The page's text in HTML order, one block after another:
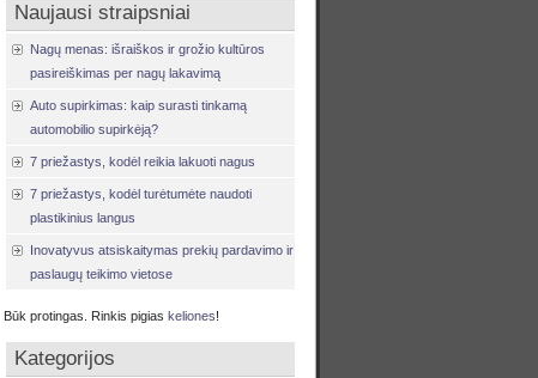
Naujausi straipsniai
Nagų menas: išraiškos ir grožio kultūros
pasireiškimas per nagų lakavimą
Auto supirkimas: kaip surasti tinkamą
automobilio supirkėją?
7 priežastys, kodėl reikia lakuoti nagus
7 priežastys, kodėl turėtumėte naudoti
plastikinius langus
Inovatyvus atsiskaitymas prekių pardavimo ir
paslaugų teikimo vietose
Būk protingas. Rinkis pigias keliones!
Kategorijos